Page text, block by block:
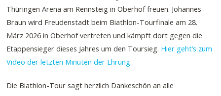
Thüringen Arena am Rennsteig in Oberhof freuen. Johannes
Braun wird Freudenstadt beim Biathlon-Tourfinale am 28.
März 2026 in Oberhof vertreten und kämpft dort gegen die
Etappensieger dieses Jahres um den Toursieg. Hier geht’s zum
Video der letzten Minuten der Ehrung.
Die Biathlon-Tour sagt herzlich Dankeschön an alle